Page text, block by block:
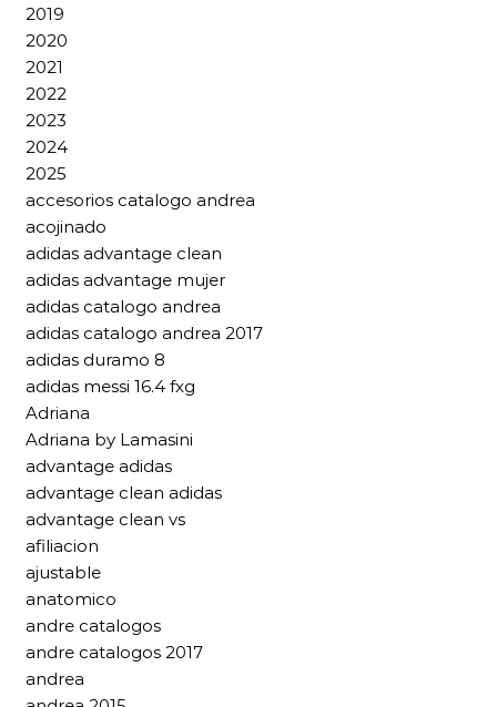
2019
2020
2021
2022
2023
2024
2025
accesorios catalogo andrea
acojinado
adidas advantage clean
adidas advantage mujer
adidas catalogo andrea
adidas catalogo andrea 2017
adidas duramo 8
adidas messi 16.4 fxg
Adriana
Adriana by Lamasini
advantage adidas
advantage clean adidas
advantage clean vs
afiliacion
ajustable
anatomico
andre catalogos
andre catalogos 2017
andrea